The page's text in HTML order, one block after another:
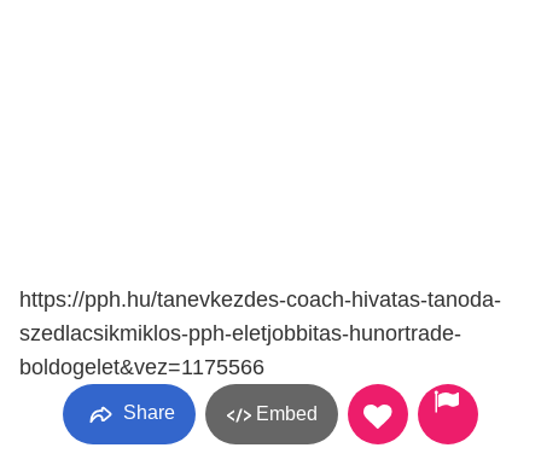
https://pph.hu/tanevkezdes-coach-hivatas-tanoda-
szedlacsikmiklos-pph-eletjobbitas-hunortrade-
boldogelet&vez=1175566
Share Embed